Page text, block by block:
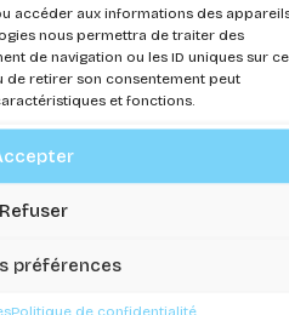
accéder aux informations des
nous permettra de traiter des
de navigation ou les ID uniques sur ce
de retirer son consentement peut
et fonctions.
Refuser
préférences
Politique de confidentialité
POUR CHIEN
pour voir les prix